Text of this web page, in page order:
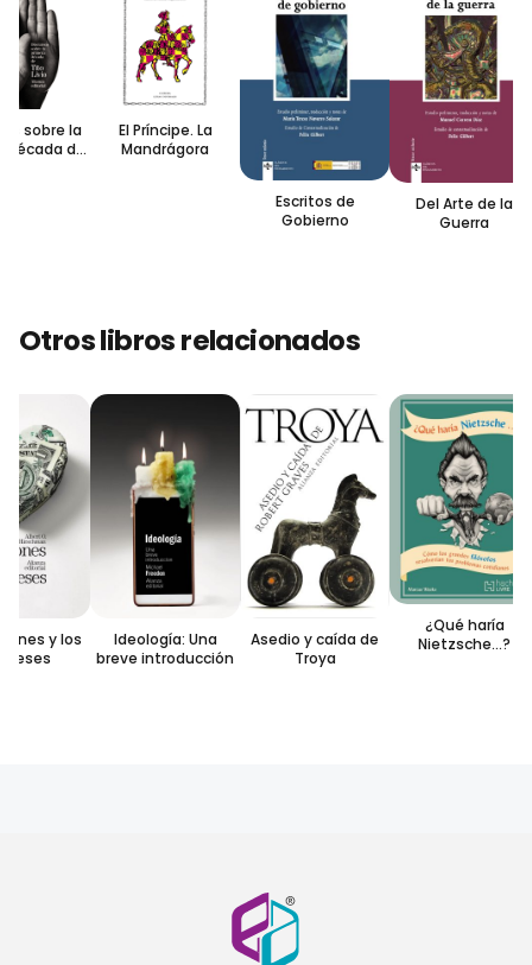
sobre la
de
El Príncipe. La
Mandrágora
Escritos de
Gobierno
Del Arte de la
Guerra
Otros libros relacionados
y los
Ideología: Una
breve introducción
Asedio y caída de
Troya
¿Qué haría
Nietzsche…?